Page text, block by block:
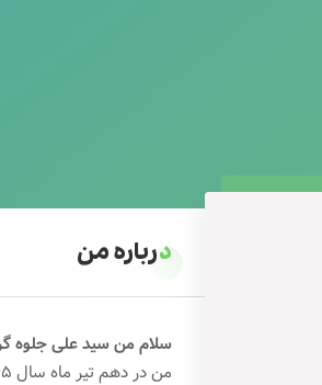
درباره من
سلام من سید علی جلوه